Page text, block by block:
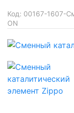
Код: 00167-1607-
ON